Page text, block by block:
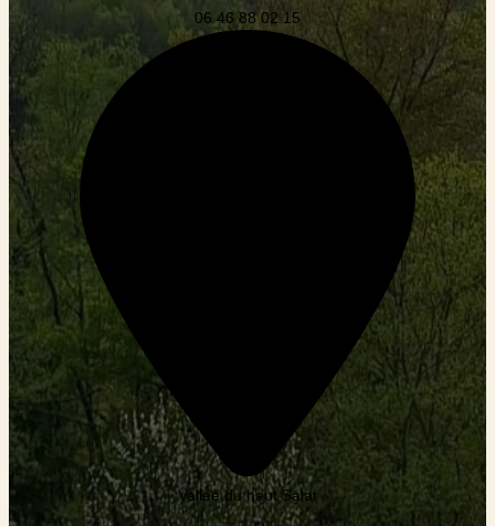
06 46 88 02 15
Vallée du haut Salat